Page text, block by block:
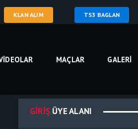
KLAN ALIM TS3 BAGLAN
MAÇLAR GALERI
GIRIŞ ÜYE ALANI